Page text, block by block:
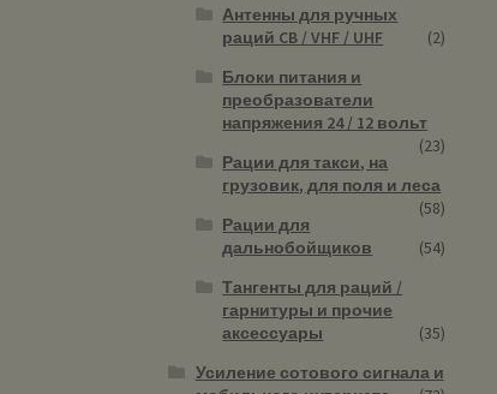
Антенны для ручных
раций CB / VHF / UHF
(2)
Блоки питания и
преобразователи
напряжения 24 / 12 вольт
(23)
Рации для такси, на
грузовик, для поля и леса
(58)
Рации для
дальнобойщиков
(54)
Тангенты для раций /
гарнитуры и прочие
аксессуары
(35)
Усиление сотового сигнала и